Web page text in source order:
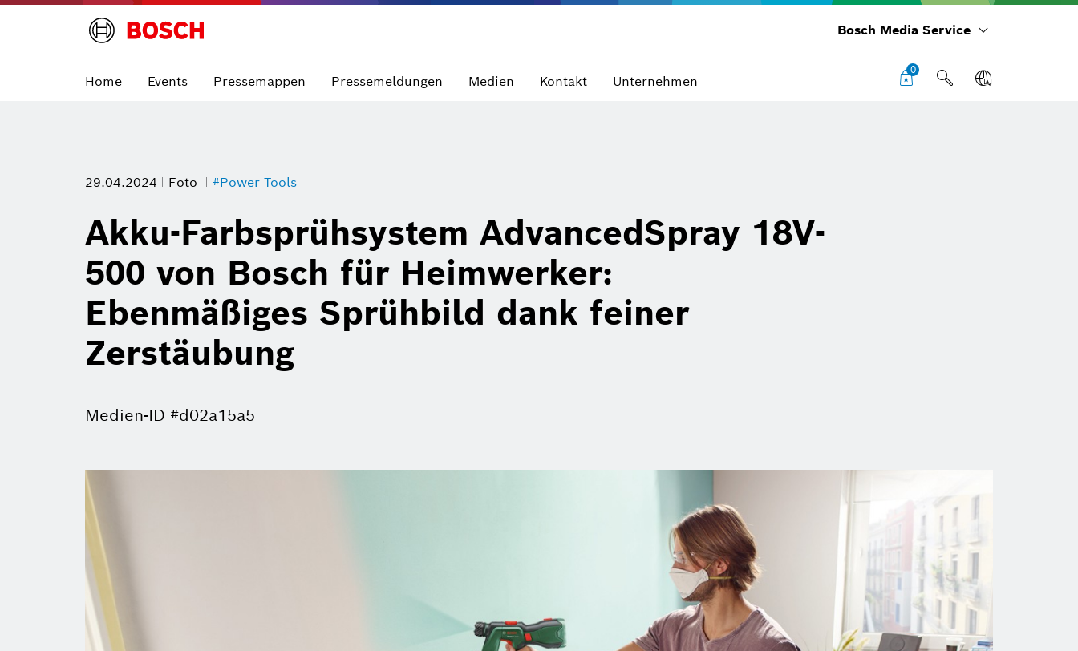
Bosch Media Service
Home Events Pressemappen Pressemeldungen Medien Kontakt Unternehmen
0
29.04.2024 Foto #Power Tools
Akku-Farbsprühsystem AdvancedSpray 18V-
500 von Bosch für Heimwerker:
Ebenmäßiges Sprühbild dank feiner
Zerstäubung
Medien-ID #d02a15a5